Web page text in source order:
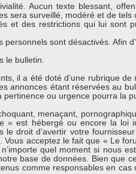
Aucun texte blessant,
sera surveillé, modéré et de tels
et des restrictions qui lui sont
sont désactivés. Afin
le bulletin.
il a été doté d’une rubrique
annonces étant réservées au
pertinence ou urgence pourra la
menaçant,
est hébergé ou encore la loi
droit d’avertir votre
acceptez le fait que « Le
quel moment si nous
base de données. Bien que
comme responsables en